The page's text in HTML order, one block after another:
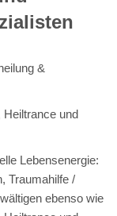
&
und
Lebensenergie:
Traumahilfe /
ebenso wie